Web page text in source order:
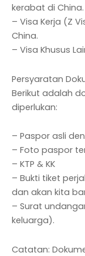
kerabat di China.
– Visa Kerja (Z
China.
– Visa Khusus
Persyaratan
Berikut adalah
diperlukan:
– Paspor asli
– Foto paspor
– KTP & KK
– Bukti tiket
dan akan kita
– Surat
keluarga).
Catatan: